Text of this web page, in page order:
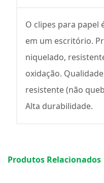
O clipes para papel
em um escritório.
niquelado,
oxidação.
resistente (não
Alta durabilidade.
Produtos Relacionados